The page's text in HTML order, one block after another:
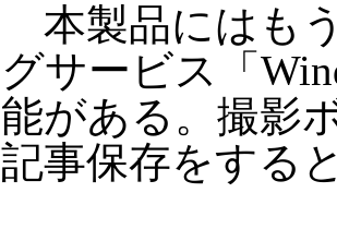
本製品にはも
グサービス「
能がある。撮影
記事保存をする